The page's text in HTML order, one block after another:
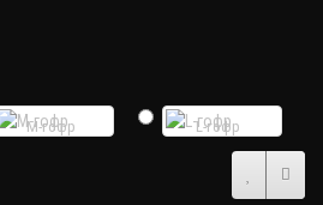
M-гофр L-гофр